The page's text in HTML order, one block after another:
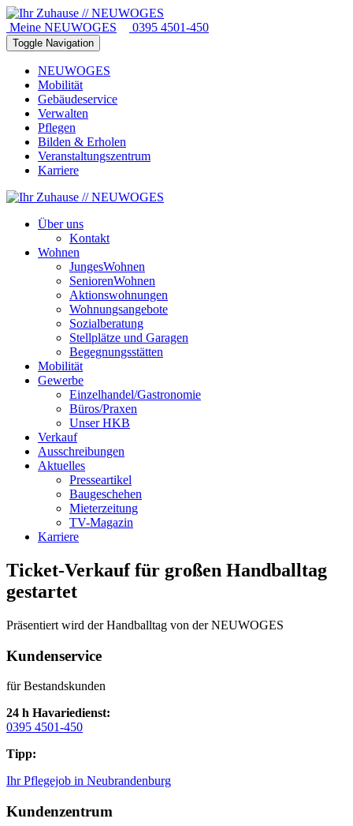
Meine NEUWOGES 0395 4501-450
Toggle Navigation
NEUWOGES
Mobilität
Gebäudeservice
Verwalten
Pflegen
Bilden & Erholen
Veranstaltungszentrum
Karriere
Über uns
Kontakt
Wohnen
JungesWohnen
SeniorenWohnen
Aktionswohnungen
Wohnungsangebote
Sozialberatung
Stellplätze und Garagen
Begegnungsstätten
Mobilität
Gewerbe
Einzelhandel/Gastronomie
Büros/Praxen
Unser HKB
Verkauf
Ausschreibungen
Aktuelles
Presseartikel
Baugeschehen
Mieterzeitung
TV-Magazin
Karriere
Ticket-Verkauf für großen Handballtag
gestartet
Präsentiert wird der Handballtag von der NEUWOGES
Kundenservice
für Bestandskunden
24 h Havariedienst:
0395 4501-450
Tipp:
Ihr Pflegejob in Neubrandenburg
Kundenzentrum